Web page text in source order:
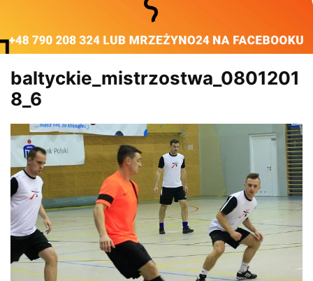
baltyckie_mistrzostwa_0801201
8_6